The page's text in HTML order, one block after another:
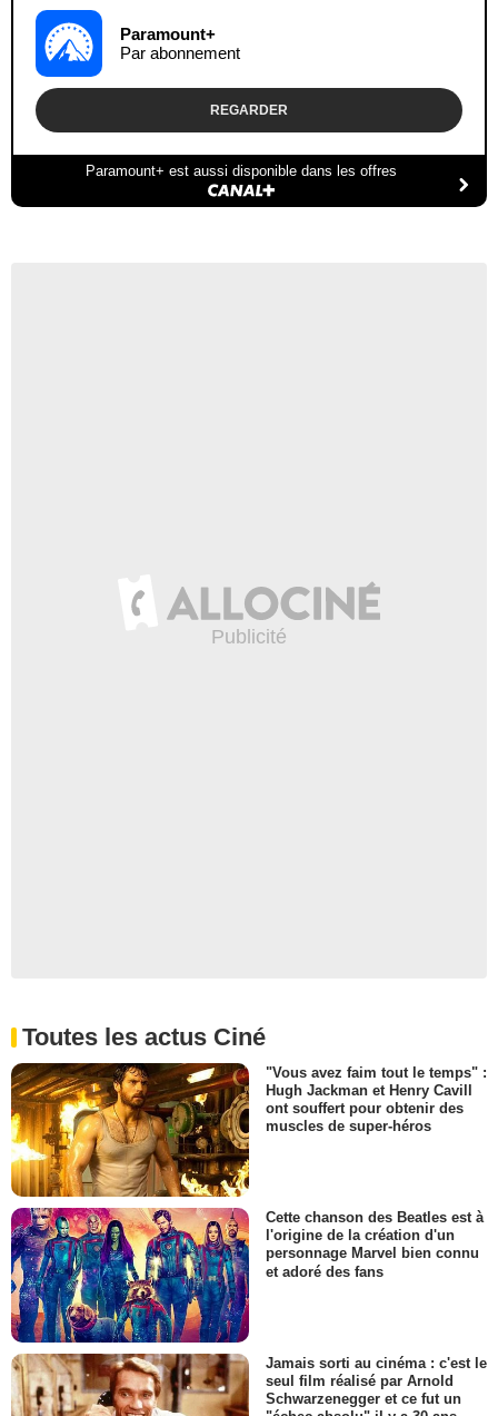
Paramount+
Par abonnement
REGARDER
Paramount+ est aussi disponible dans les offres
Toutes les actus Ciné
"Vous avez faim tout le temps" :
Hugh Jackman et Henry Cavill
ont souffert pour obtenir des
muscles de super-héros
Cette chanson des Beatles est à
l'origine de la création d'un
personnage Marvel bien connu
et adoré des fans
Jamais sorti au cinéma : c'est le
seul film réalisé par Arnold
Schwarzenegger et ce fut un